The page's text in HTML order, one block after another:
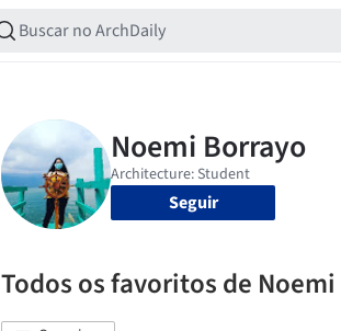
Seguir
Todos os favoritos de